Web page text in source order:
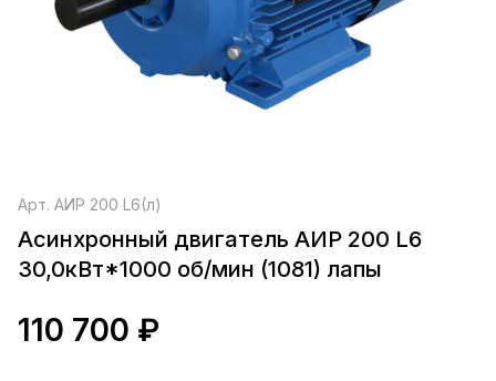
Арт. АИР 200 L6(л)
Асинхронный двигатель АИР 200 L6
30,0кВт*1000 об/мин (1081) лапы
110 700 ₽